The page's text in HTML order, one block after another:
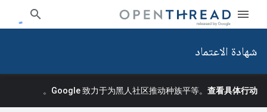
شهادة الاعتماد
Google 致力于为黑人社区推动种族平等。 查看具体行动
。